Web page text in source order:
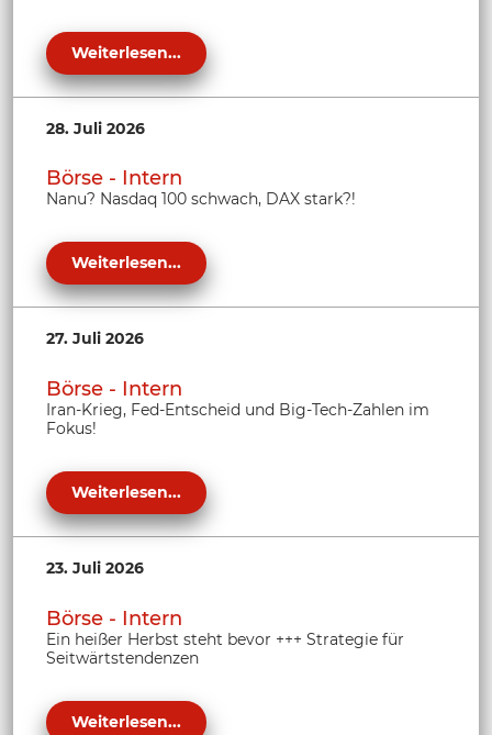
Weiterlesen...
28. Juli 2026
Börse - Intern
Nanu? Nasdaq 100 schwach, DAX stark?!
Weiterlesen...
27. Juli 2026
Börse - Intern
Iran-Krieg, Fed-Entscheid und Big-Tech-Zahlen im
Fokus!
Weiterlesen...
23. Juli 2026
Börse - Intern
Ein heißer Herbst steht bevor +++ Strategie für
Seitwärtstendenzen
Weiterlesen...